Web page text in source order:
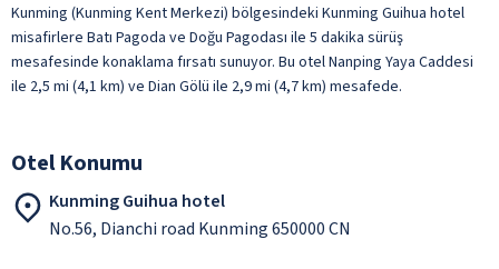
Kunming (Kunming Kent Merkezi) bölgesindeki Kunming Guihua hotel
misafirlere Batı Pagoda ve Doğu Pagodası ile 5 dakika sürüş
mesafesinde konaklama fırsatı sunuyor. Bu otel Nanping Yaya Caddesi
ile 2,5 mi (4,1 km) ve Dian Gölü ile 2,9 mi (4,7 km) mesafede.
Otel Konumu
Kunming Guihua hotel
No.56, Dianchi road Kunming 650000 CN